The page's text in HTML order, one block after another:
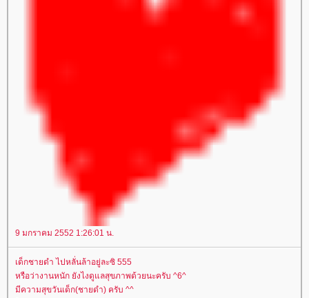
9 มกราคม 2552 1:26:01 น.
เด็กชายดำ ไปหลั่นล้าอยู่ละซิ 555
หรือว่างานหนัก ยังไงดูแลสุขภาพด้วยนะครับ ^6^
มีความสุขวันเด็ก(ชายดำ) ครับ ^^